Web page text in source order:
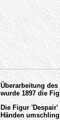
Überarbeitung
wurde 1897 die
Die Figur
Händen